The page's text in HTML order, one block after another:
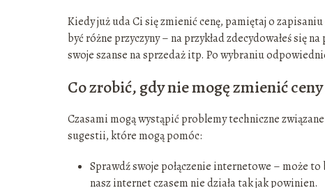
Kiedy już uda Ci się zmienić cenę, pamiętaj o
być różne przyczyny – na przykład zdecydowałeś się
swoje szanse na sprzedaż itp. Po wybraniu
Co zrobić, gdy nie mogę zmienić
Czasami mogą wystąpić problemy techniczne
sugestii, które mogą pomóc:
Sprawdź swoje połączenie internetowe – może
nasz internet czasem nie działa tak jak powinien.